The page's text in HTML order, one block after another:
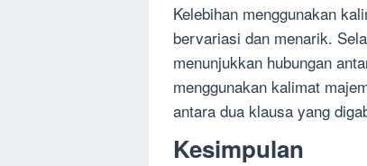
Kelebihan menggunakan
bervariasi dan menarik.
menunjukkan hubungan
menggunakan kalimat
antara dua klausa yang
Kesimpulan